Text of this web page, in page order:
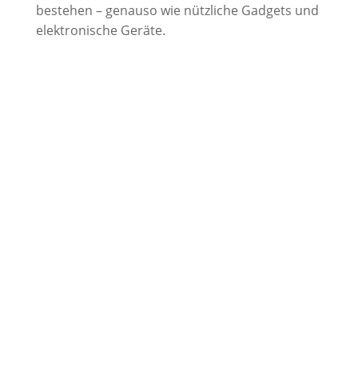
bestehen – genauso wie nützliche Gadgets und
elektronische Geräte.